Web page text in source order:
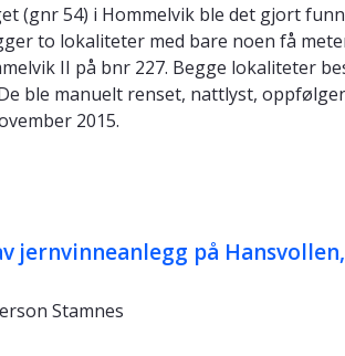
(gnr 54) i Hommelvik ble det gjort
to lokaliteter med bare noen få
II på bnr 227. Begge lokaliteter
ble manuelt renset, nattlyst,
2015.
jernvinneanlegg på
Stamnes